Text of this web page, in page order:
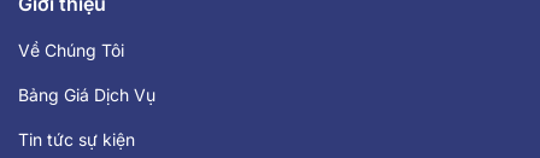
Về Chúng Tôi
Bảng Giá Dịch Vụ
Tin tức sự kiện